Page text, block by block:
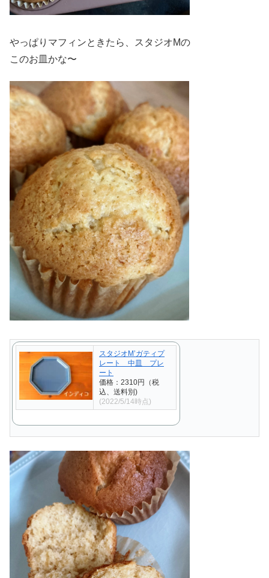
やっぱりマフィンときたら、スタジオMの
このお皿かな〜
スタジオM’ガティプ
レート 中皿 プレ
ート
価格：2310円（税
込、送料別)
(2022/5/14時点)